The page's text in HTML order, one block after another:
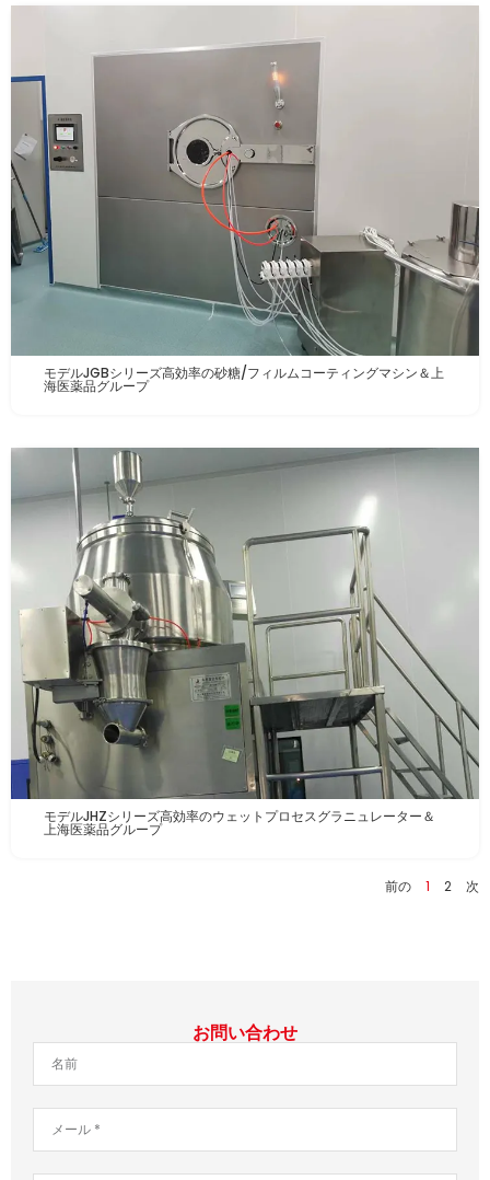
モデルJGBシリーズ高効率の砂糖/フィルムコーティングマシン＆上
海医薬品グループ
モデルJHZシリーズ高効率のウェットプロセスグラニュレーター＆
上海医薬品グループ
前の 1 2 次
お問い合わせ